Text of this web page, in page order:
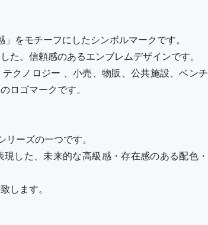
をモチーフにしたシンボルマークです。
。信頼感のあるエンブレムデザインです。
クノロジー 、小売、物販、公共施設、ベンチ
ロゴマークです。
ーズの一つです。
した、未来的な高級感・存在感のある配色・
します。